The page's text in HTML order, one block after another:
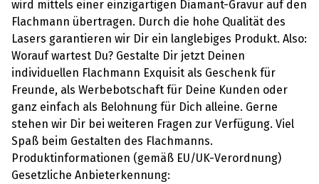
wird mittels einer einzigartigen Diamant-Gravur auf den
Flachmann übertragen. Durch die hohe Qualität des
Lasers garantieren wir Dir ein langlebiges Produkt. Also:
Worauf wartest Du? Gestalte Dir jetzt Deinen
individuellen Flachmann Exquisit als Geschenk für
Freunde, als Werbebotschaft für Deine Kunden oder
ganz einfach als Belohnung für Dich alleine. Gerne
stehen wir Dir bei weiteren Fragen zur Verfügung. Viel
Spaß beim Gestalten des Flachmanns.
Produktinformationen (gemäß EU/UK-Verordnung)
Gesetzliche Anbieterkennung: